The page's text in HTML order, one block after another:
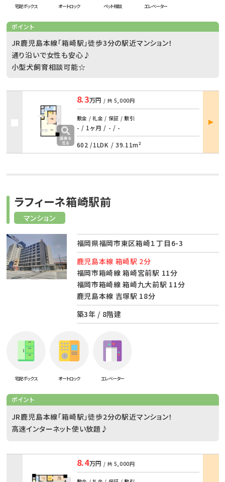
宅配ボックス オートロック ペット相談 エレベーター
ポイント
JR鹿児島本線「箱崎駅」徒歩3分の駅近マンション！
通り沿いで女性も安心♪
小型犬飼育相談可能☆
8.3万円 / 共 5,000円
敷金 / 礼金 / 保証 / 敷引
- / 1ヶ月 / - / -
602 /1LDK / 39.11m²
部屋
詳細
マンション
ラフィーネ箱崎駅前
福岡県福岡市東区箱崎１丁目6-3
鹿児島本線 箱崎駅 2分
福岡市箱崎線 箱崎宮前駅 11分
福岡市箱崎線 箱崎九大前駅 11分
鹿児島本線 吉塚駅 18分
築3年 / 8階建
宅配ボックス オートロック エレベーター
ポイント
JR鹿児島本線「箱崎駅」徒歩2分の駅近マンション！
高速インターネット使い放題♪
8.4万円 / 共 5,000円